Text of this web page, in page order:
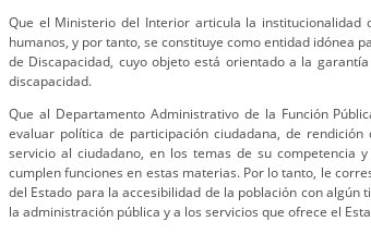
Que el Ministerio del Interior articula la institucionalidad
humanos, y por tanto, se constituye como entidad idónea
de Discapacidad, cuyo objeto está orientado a la
discapacidad.
Que al Departamento Administrativo de la Función
evaluar política de participación ciudadana, de
servicio al ciudadano, en los temas de su competencia
cumplen funciones en estas materias. Por lo tanto, le
del Estado para la accesibilidad de la población con algún
la administración pública y a los servicios que ofrece el